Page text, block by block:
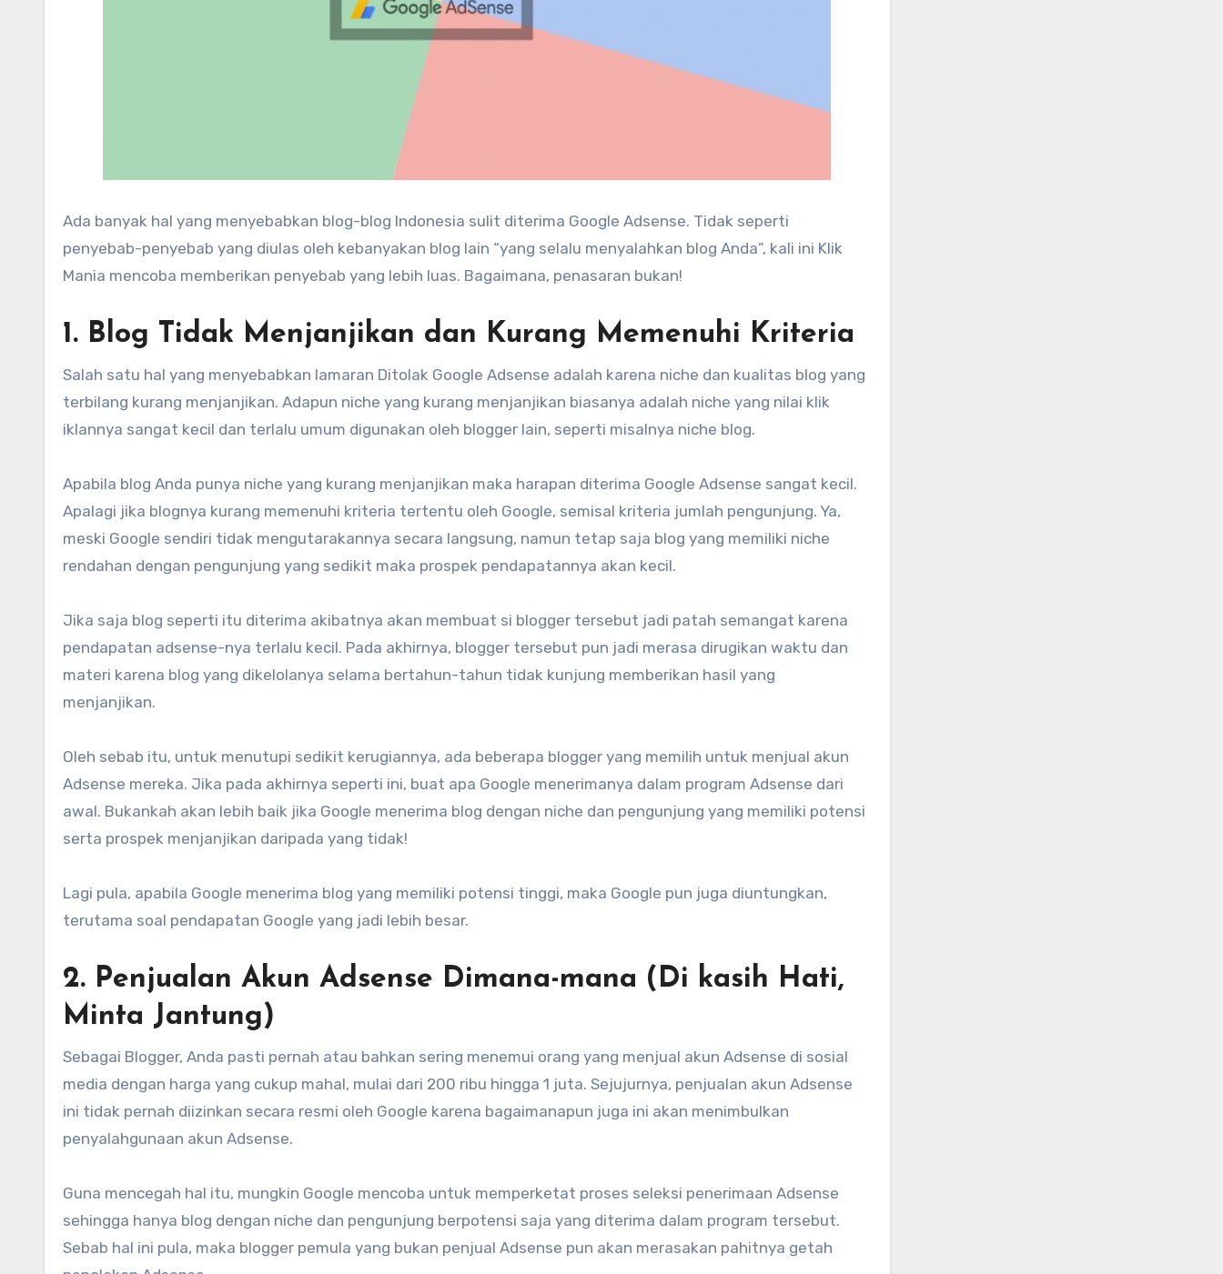
Ada banyak hal yang menyebabkan blog-blog Indonesia sulit diterima Google Adsense. Tidak seperti
penyebab-penyebab yang diulas oleh kebanyakan blog lain “yang selalu menyalahkan blog Anda”, kali ini Klik
Mania mencoba memberikan penyebab yang lebih luas. Bagaimana, penasaran bukan!
1. Blog Tidak Menjanjikan dan Kurang Memenuhi Kriteria
Salah satu hal yang menyebabkan lamaran Ditolak Google Adsense adalah karena niche dan kualitas blog yang
terbilang kurang menjanjikan. Adapun niche yang kurang menjanjikan biasanya adalah niche yang nilai klik
iklannya sangat kecil dan terlalu umum digunakan oleh blogger lain, seperti misalnya niche blog.
Apabila blog Anda punya niche yang kurang menjanjikan maka harapan diterima Google Adsense sangat kecil.
Apalagi jika blognya kurang memenuhi kriteria tertentu oleh Google, semisal kriteria jumlah pengunjung. Ya,
meski Google sendiri tidak mengutarakannya secara langsung, namun tetap saja blog yang memiliki niche
rendahan dengan pengunjung yang sedikit maka prospek pendapatannya akan kecil.
Jika saja blog seperti itu diterima akibatnya akan membuat si blogger tersebut jadi patah semangat karena
pendapatan adsense-nya terlalu kecil. Pada akhirnya, blogger tersebut pun jadi merasa dirugikan waktu dan
materi karena blog yang dikelolanya selama bertahun-tahun tidak kunjung memberikan hasil yang
menjanjikan.
Oleh sebab itu, untuk menutupi sedikit kerugiannya, ada beberapa blogger yang memilih untuk menjual akun
Adsense mereka. Jika pada akhirnya seperti ini, buat apa Google menerimanya dalam program Adsense dari
awal. Bukankah akan lebih baik jika Google menerima blog dengan niche dan pengunjung yang memiliki potensi
serta prospek menjanjikan daripada yang tidak!
Lagi pula, apabila Google menerima blog yang memiliki potensi tinggi, maka Google pun juga diuntungkan,
terutama soal pendapatan Google yang jadi lebih besar.
2. Penjualan Akun Adsense Dimana-mana (Di kasih Hati,
Minta Jantung)
Sebagai Blogger, Anda pasti pernah atau bahkan sering menemui orang yang menjual akun Adsense di sosial
media dengan harga yang cukup mahal, mulai dari 200 ribu hingga 1 juta. Sejujurnya, penjualan akun Adsense
ini tidak pernah diizinkan secara resmi oleh Google karena bagaimanapun juga ini akan menimbulkan
penyalahgunaan akun Adsense.
Guna mencegah hal itu, mungkin Google mencoba untuk memperketat proses seleksi penerimaan Adsense
sehingga hanya blog dengan niche dan pengunjung berpotensi saja yang diterima dalam program tersebut.
Sebab hal ini pula, maka blogger pemula yang bukan penjual Adsense pun akan merasakan pahitnya getah